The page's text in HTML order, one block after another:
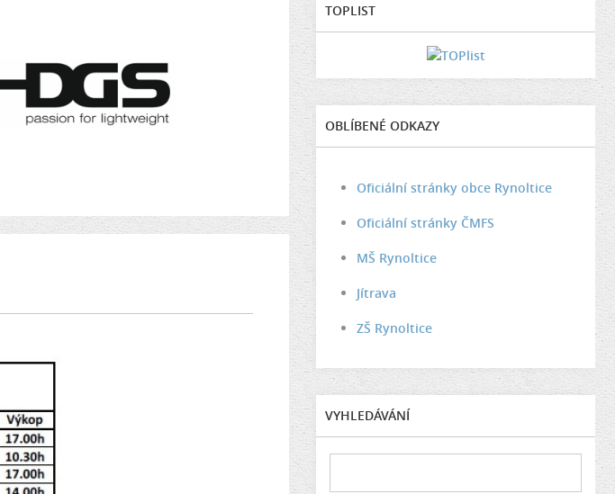
TOPLIST
OBLÍBENÉ ODKAZY
Oficiální stránky obce Rynoltice
Oficiální stránky ČMFS
MŠ Rynoltice
Jítrava
ZŠ Rynoltice
VYHLEDÁVÁNÍ